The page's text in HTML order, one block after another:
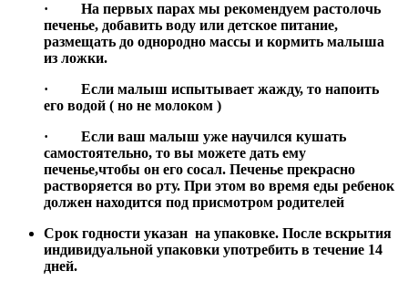
· На первых парах мы рекомендуем растолочь
печенье, добавить воду или детское питание,
размещать до однородно массы и кормить малыша
из ложки.
· Если малыш испытывает жажду, то напоить
его водой ( но не молоком )
· Если ваш малыш уже научился кушать
самостоятельно, то вы можете дать ему
печенье,чтобы он его сосал. Печенье прекрасно
растворяется во рту. При этом во время еды ребенок
должен находится под присмотром родителей
Срок годности указан на упаковке. После вскрытия
индивидуальной упаковки употребить в течение 14
дней.